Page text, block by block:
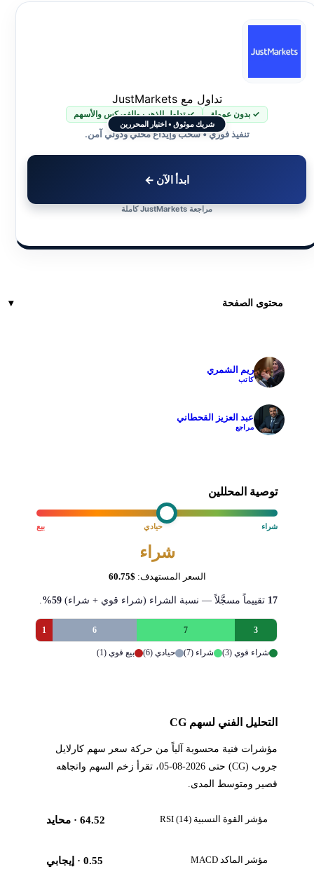
شريك موثوق • اختيار المحررين
تداول مع JustMarkets
✓ بدون عمولة ✓ تداول الذهب والفوركس والأسهم
تنفيذ فوري • سحب وإيداع محلي ودولي آمن.
ابدأ الآن ←
مراجعة JustMarkets كاملة
محتوى الصفحة
ريم الشمري
كاتب
عبد العزيز القحطاني
مراجع
توصية المحللين
بيع حيادي شراء
شراء
السعر المستهدف: $60.75
17تقييماً مسجَّلاً — نسبة الشراء (شراء قوي + شراء) 59%
.
3
7
6
1
شراء قوي (3) شراء (7) حيادي (6) بيع قوي (1)
التحليل الفني لسهم CG
مؤشرات فنية محسوبة آلياً من حركة سعر سهم كارلايل
جروب (CG) حتى 2026-08-05، تقرأ زخم السهم واتجاهه
قصير ومتوسط المدى.
مؤشر القوة النسبية RSI (14) 64.52· محايد
مؤشر الماكد MACD 0.55· إيجابي